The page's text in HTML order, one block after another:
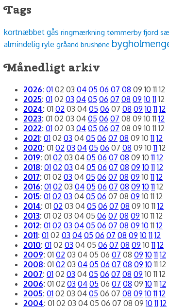
Tags
kortnæbbet gås ringmærkning tømmerby fjord
almindelig ryle gråand brushøne
Månedligt arkiv
2026: 01 02 03 04 05 06 07 08 09 10 11 12
2025: 01 02 03 04 05 06 07 08 09 10 11 12
2024: 01 02 03 04 05 06 07 08 09 10 11 12
2023: 01 02 03 04 05 06 07 08 09 10 11 12
2022: 01 02 03 04 05 06 07 08 09 10 11 12
2021: 01 02 03 04 05 06 07 08 09 10 11 12
2020: 01 02 03 04 05 06 07 08 09 10 11 12
2019: 01 02 03 04 05 06 07 08 09 10 11 12
2018: 01 02 03 04 05 06 07 08 09 10 11 12
2017: 01 02 03 04 05 06 07 08 09 10 11 12
2016: 01 02 03 04 05 06 07 08 09 10 11 12
2015: 01 02 03 04 05 06 07 08 09 10 11 12
2014: 01 02 03 04 05 06 07 08 09 10 11 12
2013: 01 02 03 04 05 06 07 08 09 10 11 12
2012: 01 02 03 04 05 06 07 08 09 10 11 12
2011: 01 02 03 04 05 06 07 08 09 10 11 12
2010: 01 02 03 04 05 06 07 08 09 10 11 12
2009: 01 02 03 04 05 06 07 08 09 10 11 12
2008: 01 02 03 04 05 06 07 08 09 10 11 12
2007: 01 02 03 04 05 06 07 08 09 10 11 12
2006: 01 02 03 04 05 06 07 08 09 10 11 12
2005: 01 02 03 04 05 06 07 08 09 10 11 12
2004: 01 02 03 04 05 06 07 08 09 10 11 12